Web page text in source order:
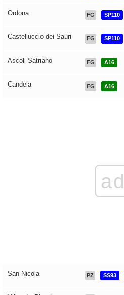
Ordona FG SP110
Castelluccio dei Sauri FG SP110
Ascoli Satriano FG A16
Candela FG A16
ad
San Nicola PZ SS93